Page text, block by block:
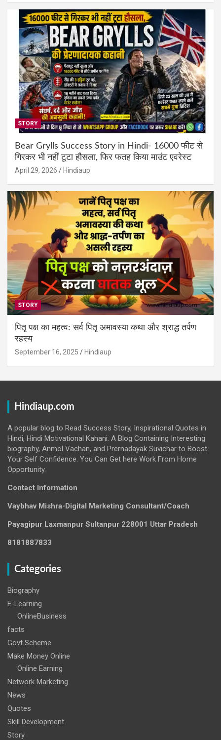
STORY
Bear Grylls Success Story in Hindi- 16000 फीट से
गिरकर भी नहीं टूटा हौसला, फिर फतह किया माउंट एवरेस्ट
April 29, 2026 Hindiaup
STORY
पितृ पक्ष का महत्व: सर्व पितृ अमावस्या कथा और श्राद्ध तर्पण
रहस्य
September 16, 2025 Hindiaup
Hindiaup.com
A popular blog to Read Success Story, Inspirational Quotes in
Hindi, Hindi Motivational Kahani. A Blog Containing Interesting
biography, Anmol Vachan, and Prernadayak Suvichar to Boost
Your Self Confidence. You Can Get here Work From Home
Opportunity.
Contact Information
Vaybhav Mishra-Digital Marketing Consultant/Coach
Payagipur Laxmanpur Sultanpur 228001 Uttar Pradesh
8181887833
Categories
Biography
E-Learning
OnlineBusiness
facts
Govt Scheme
Make Money Online
Online Earning
Network Marketing
News
Quotes
Skill Development
Story